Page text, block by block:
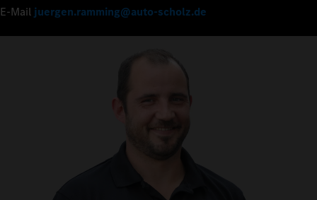
E-Mail juergen.ramming@auto-scholz.de